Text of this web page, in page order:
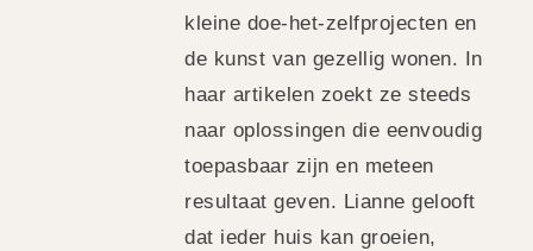
kleine doe-het-zelfprojecten en
de kunst van gezellig wonen. In
haar artikelen zoekt ze steeds
naar oplossingen die eenvoudig
toepasbaar zijn en meteen
resultaat geven. Lianne gelooft
dat ieder huis kan groeien,